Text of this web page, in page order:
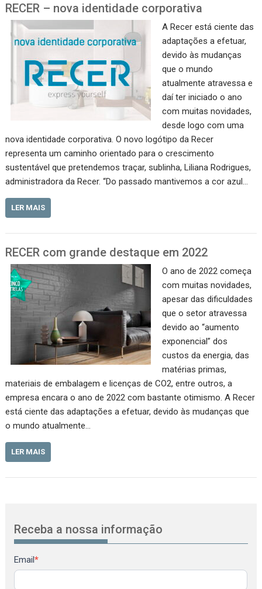
RECER – nova identidade corporativa
A Recer está ciente das
adaptações a efetuar,
devido às mudanças
que o mundo
atualmente atravessa e
daí ter iniciado o ano
com muitas novidades,
desde logo com uma
nova identidade corporativa. O novo logótipo da Recer
representa um caminho orientado para o crescimento
sustentável que pretendemos traçar, sublinha, Liliana Rodrigues,
administradora da Recer. “Do passado mantivemos a cor azul…
LER MAIS
RECER com grande destaque em 2022
O ano de 2022 começa
com muitas novidades,
apesar das dificuldades
que o setor atravessa
devido ao “aumento
exponencial” dos
custos da energia, das
matérias primas,
materiais de embalagem e licenças de CO2, entre outros, a
empresa encara o ano de 2022 com bastante otimismo. A Recer
está ciente das adaptações a efetuar, devido às mudanças que
o mundo atualmente…
LER MAIS
Receba a nossa informação
Newsletter
Email*